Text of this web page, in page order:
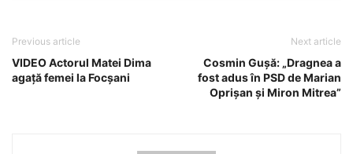
Previous article
VIDEO Actorul Matei Dima
agaţă femei la Focşani
Next article
Cosmin Gușă: „Dragnea a
fost adus în PSD de Marian
Oprișan și Miron Mitrea”